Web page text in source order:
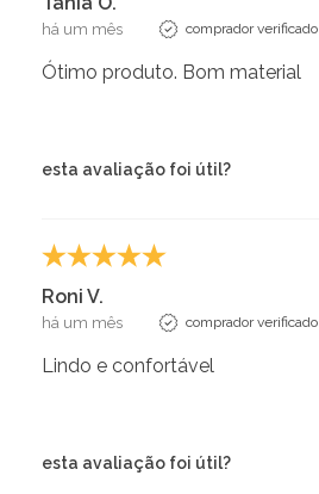
há um mês comprador verificado
Ótimo produto. Bom material
esta avaliação foi útil?
Roni V.
há um mês comprador verificado
Lindo e confortável
esta avaliação foi útil?